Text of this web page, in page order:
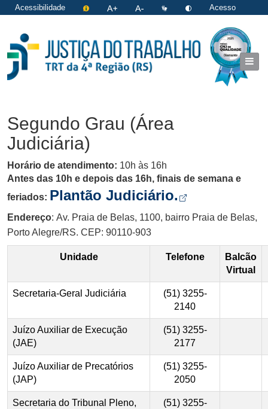
Acessibilidade
Acesso
Segundo Grau (Área
Judiciária)
Horário de atendimento: 10h às 16h
Antes das 10h e depois das 16h, finais de semana e
feriados: Plantão Judiciário. Abre em
Endereço: Av. Praia de Belas, 1100, bairro Praia de Belas,
Porto Alegre/RS. CEP: 90110-903
Unidade Telefone
Balcão
Virtual
Secretaria-Geral Judiciária
(51) 3255-
2140
Juízo Auxiliar de Execução
(JAE)
(51) 3255-
2177
Juízo Auxiliar de Precatórios
(JAP)
(51) 3255-
2050
Secretaria do Tribunal Pleno,
(51) 3255-